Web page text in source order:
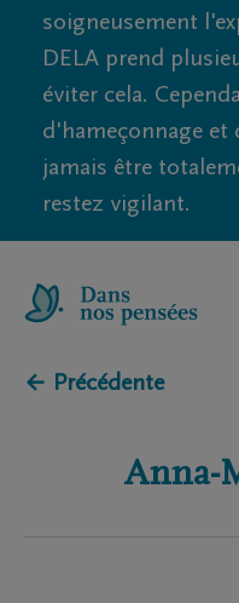
soigneusement
DELA prend
éviter cela.
d'hameçonnage et
jamais être
restez vigilant.
← Précédente
Anna-